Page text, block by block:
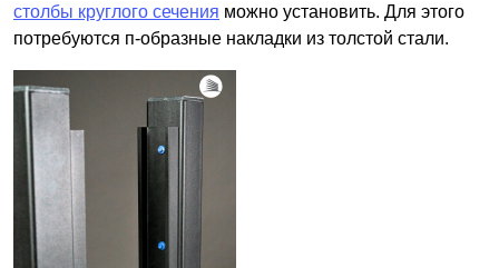
столбы круглого сечения можно установить. Для этого
потребуются п-образные накладки из толстой стали.